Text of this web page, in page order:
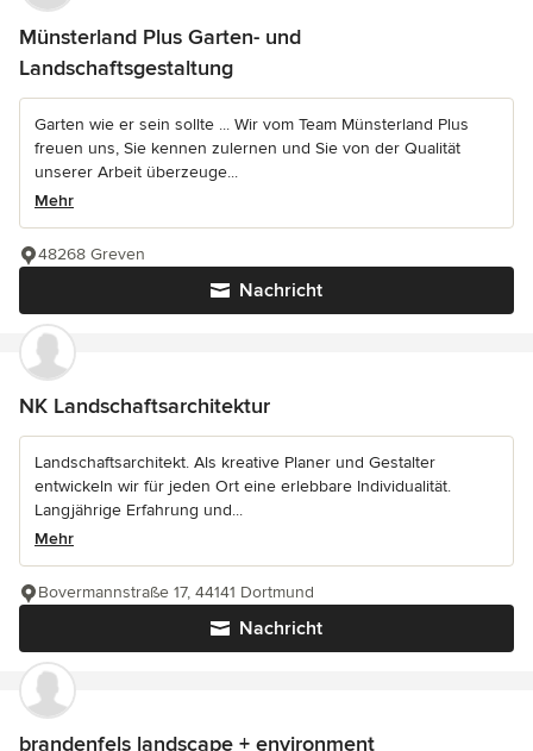
Münsterland Plus Garten- und
Landschaftsgestaltung
Garten wie er sein sollte ... Wir vom Team Münsterland Plus
freuen uns, Sie kennen zulernen und Sie von der Qualität
unserer Arbeit überzeuge...
Mehr
Nachricht
48268 Greven
NK Landschaftsarchitektur
Landschaftsarchitekt. Als kreative Planer und Gestalter
entwickeln wir für jeden Ort eine erlebbare Individualität.
Langjährige Erfahrung und...
Mehr
Nachricht
Bovermannstraße 17, 44141 Dortmund
brandenfels landscape + environment